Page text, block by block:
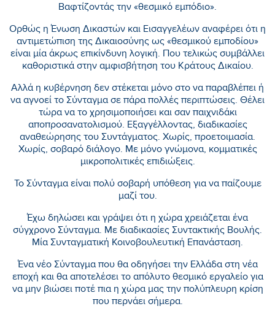
Βαφτίζοντάς την «θεσμικό εμπόδιο».
Ορθώς η Ένωση Δικαστών και Εισαγγελέων αναφέρει ότι η
αντιμετώπιση της Δικαιοσύνης ως «θεσμικού εμποδίου»
είναι μία άκρως επικίνδυνη λογική. Που τελικώς συμβάλλει
καθοριστικά στην αμφισβήτηση του Κράτους Δικαίου.
Αλλά η κυβέρνηση δεν στέκεται μόνο στο να παραβλέπει ή
να αγνοεί το Σύνταγμα σε πάρα πολλές περιπτώσεις. Θέλει
τώρα να το χρησιμοποιήσει και σαν παιχνιδάκι
αποπροσανατολισμού. Εξαγγέλλοντας, διαδικασίες
αναθεώρησης του Συντάγματος. Χωρίς, προετοιμασία.
Χωρίς, σοβαρό διάλογο. Με μόνο γνώμονα, κομματικές
μικροπολιτικές επιδιώξεις.
Το Σύνταγμα είναι πολύ σοβαρή υπόθεση για να παίζουμε
μαζί του.
Έχω δηλώσει και γράψει ότι η χώρα χρειάζεται ένα
σύγχρονο Σύνταγμα. Με διαδικασίες Συντακτικής Βουλής.
Μία Συνταγματική Κοινοβουλευτική Επανάσταση.
Ένα νέο Σύνταγμα που θα οδηγήσει την Ελλάδα στη νέα
εποχή και θα αποτελέσει το απόλυτο θεσμικό εργαλείο για
να μην βιώσει ποτέ πια η χώρα μας την πολύπλευρη κρίση
που περνάει σήμερα.